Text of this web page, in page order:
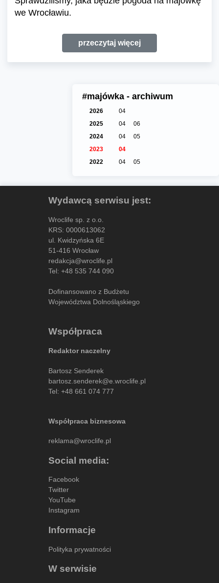
we Wrocławiu.
przeczytaj więcej
#majówka - archiwum
2026
04
2025
04
06
2024
04
05
2023
04
2022
04 05
Wydawcą serwisu jest:
Wroclife sp. z o.o.
KRS: 0000613062
ul. Kwidzyńska 6E
51-416 Wrocław
redakcja@wroclife.pl
Tel: +48 535 744 090
Dofinansowano z Budżetu
Województwa Dolnośląskiego
Współpraca
Redaktor naczelny
Bartosz Senderek
bartosz.senderek@e.wroclife.pl
Tel: +48 661 074 777
Współpraca biznesowa
reklama@wroclife.pl
Social media:
Facebook
Twitter
YouTube
Instagram
Informacje
Polityka prywatności
W serwisie